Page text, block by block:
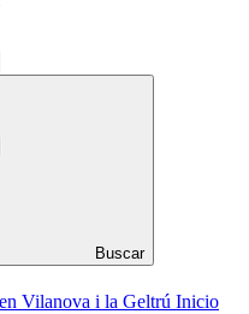
Buscar
Inicio